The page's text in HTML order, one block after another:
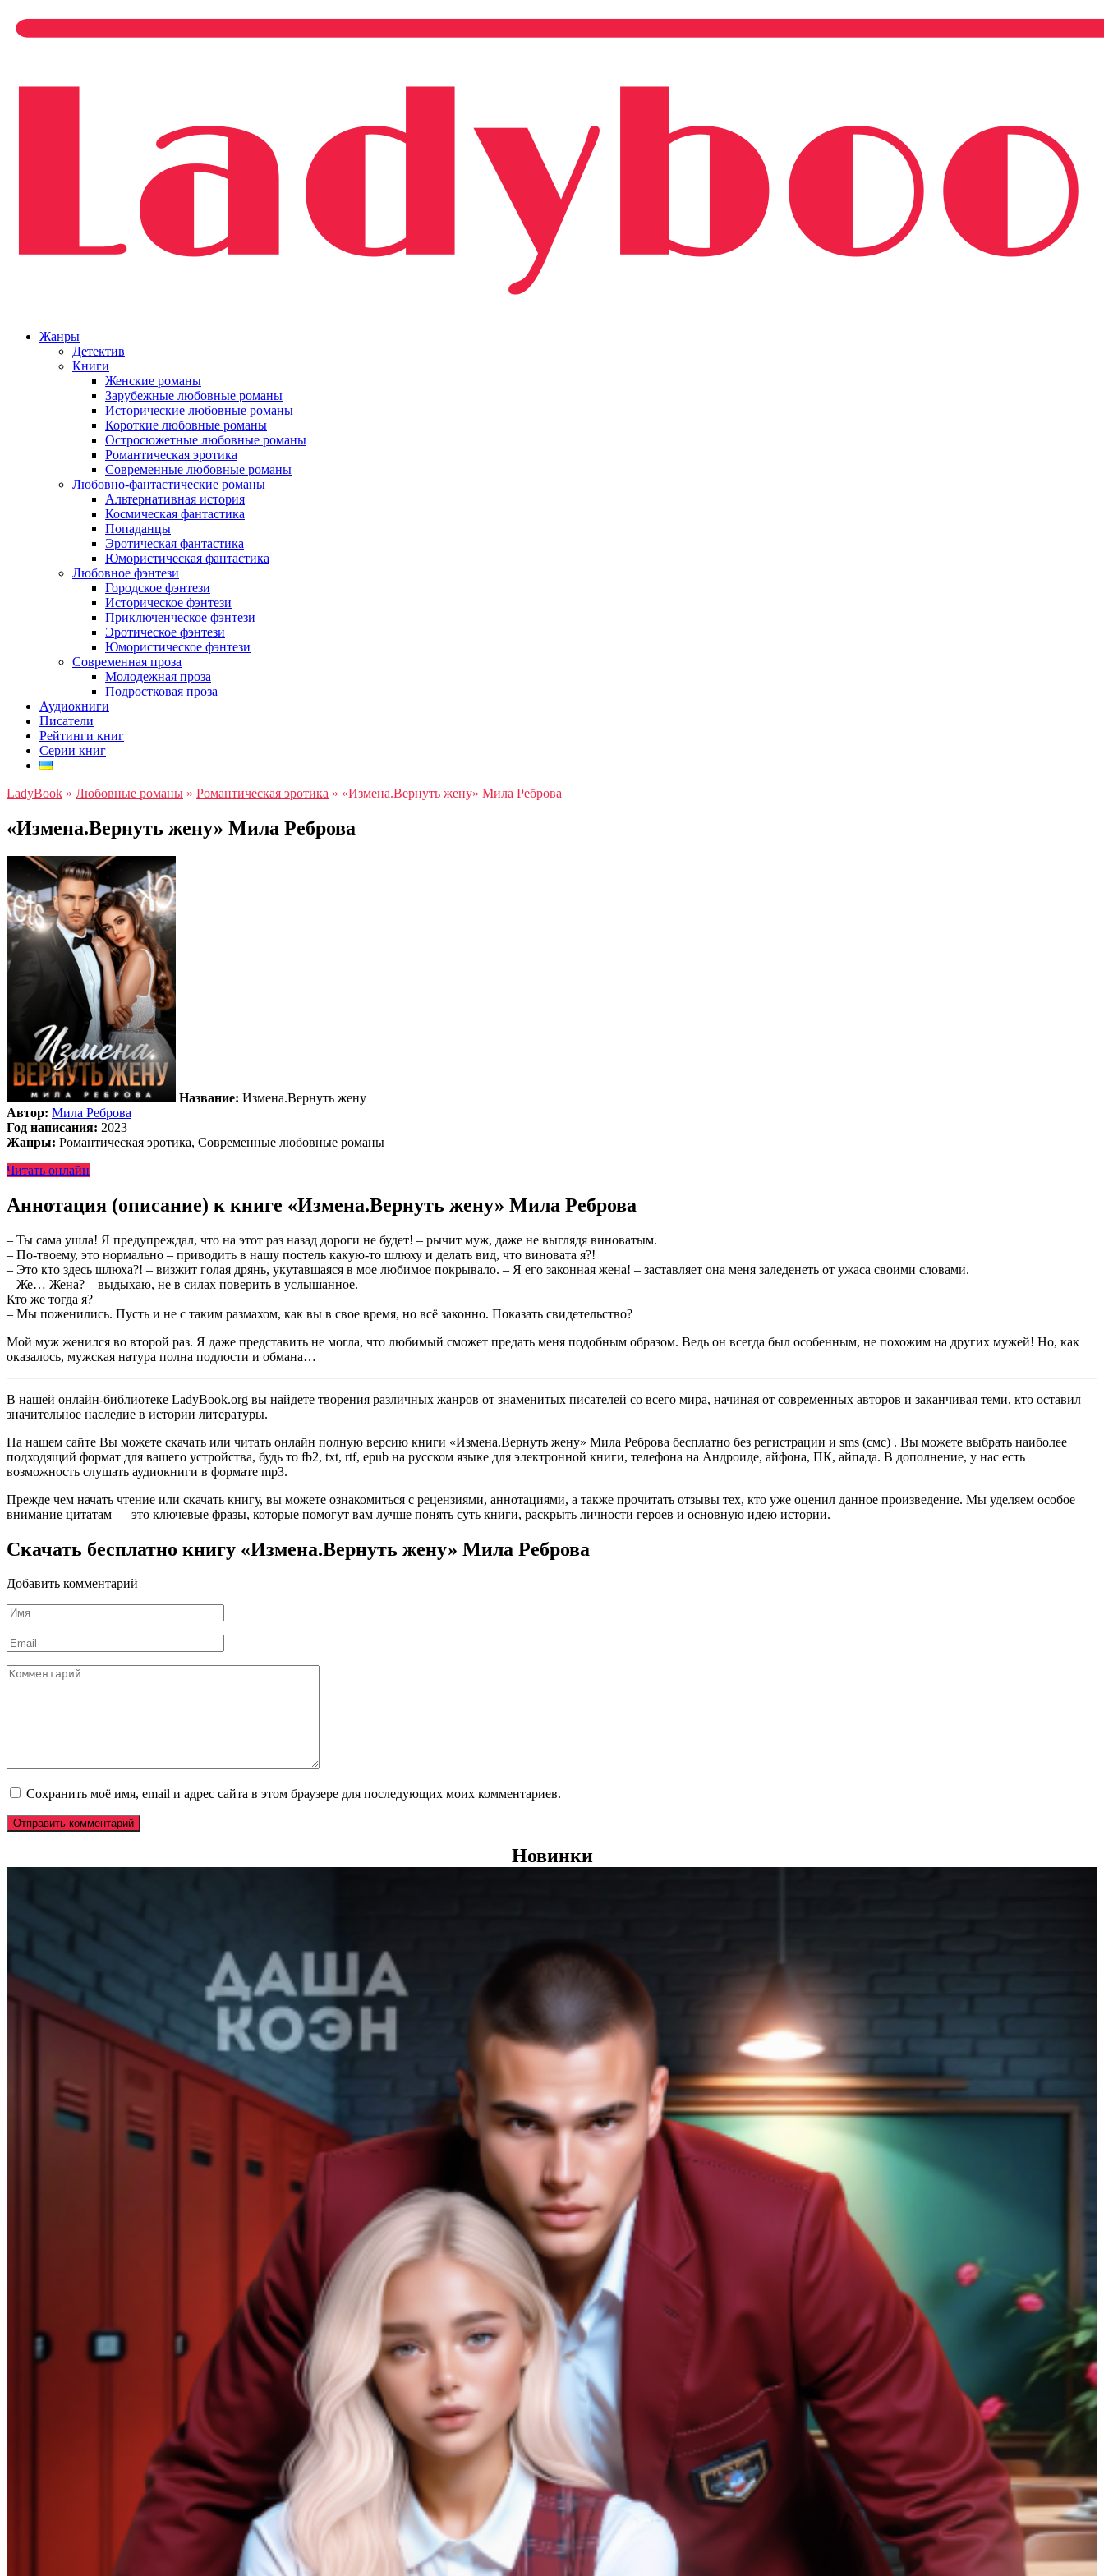
Жанры
Детектив
Книги
Женские романы
Зарубежные любовные романы
Исторические любовные романы
Короткие любовные романы
Остросюжетные любовные романы
Романтическая эротика
Современные любовные романы
Любовно-фантастические романы
Альтернативная история
Космическая фантастика
Попаданцы
Эротическая фантастика
Юмористическая фантастика
Любовное фэнтези
Городское фэнтези
Историческое фэнтези
Приключенческое фэнтези
Эротическое фэнтези
Юмористическое фэнтези
Современная проза
Молодежная проза
Подростковая проза
Аудиокниги
Писатели
Рейтинги книг
Серии книг
LadyBook » Любовные романы » Романтическая эротика » «Измена.Вернуть жену» Мила Реброва
«Измена.Вернуть жену» Мила Реброва
Название: Измена.Вернуть жену
Автор: Мила Реброва
Год написания: 2023
Жанры: Романтическая эротика, Современные любовные романы
Читать онлайн
Аннотация (описание) к книге «Измена.Вернуть жену» Мила Реброва
– Ты сама ушла! Я предупреждал, что на этот раз назад дороги не будет! – рычит муж, даже не выглядя виноватым.
– По-твоему, это нормально – приводить в нашу постель какую-то шлюху и делать вид, что виновата я?!
– Это кто здесь шлюха?! – визжит голая дрянь, укутавшаяся в мое любимое покрывало. – Я его законная жена! – заставляет она меня заледенеть от ужаса своими словами.
– Же… Жена? – выдыхаю, не в силах поверить в услышанное.
Кто же тогда я?
– Мы поженились. Пусть и не с таким размахом, как вы в свое время, но всё законно. Показать свидетельство?
Мой муж женился во второй раз. Я даже представить не могла, что любимый сможет предать меня подобным образом. Ведь он всегда был особенным, не похожим на других мужей! Но, как
оказалось, мужская натура полна подлости и обмана…
В нашей онлайн-библиотеке LadyBook.org вы найдете творения различных жанров от знаменитых писателей со всего мира, начиная от современных авторов и заканчивая теми, кто оставил
значительное наследие в истории литературы.
На нашем сайте Вы можете скачать или читать онлайн полную версию книги «Измена.Вернуть жену» Мила Реброва бесплатно без регистрации и sms (смс) . Вы можете выбрать наиболее
подходящий формат для вашего устройства, будь то fb2, txt, rtf, epub на русском языке для электронной книги, телефона на Андроиде, айфона, ПК, айпада. В дополнение, у нас есть
возможность слушать аудиокниги в формате mp3.
Прежде чем начать чтение или скачать книгу, вы можете ознакомиться с рецензиями, аннотациями, а также прочитать отзывы тех, кто уже оценил данное произведение. Мы уделяем особое
внимание цитатам — это ключевые фразы, которые помогут вам лучше понять суть книги, раскрыть личности героев и основную идею истории.
Скачать бесплатно книгу «Измена.Вернуть жену» Мила Реброва
Добавить комментарий
Имя
*
Email
*
Комментарий
Сохранить моё имя, email и адрес сайта в этом браузере для последующих моих комментариев.
Новинки